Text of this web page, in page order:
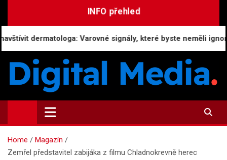
INFO přehled
dermatologa: Varovné signály, které byste neměli ignorovat
Digital-Media.cz
Magazín zpravodajství a novinek
Home
Magazín
Zemřel představitel zabijáka z filmu Chladnokrevně herec